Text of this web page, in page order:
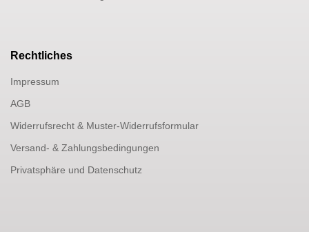
Rechtliches
Impressum
AGB
Widerrufsrecht & Muster-Widerrufsformular
Versand- & Zahlungsbedingungen
Privatsphäre und Datenschutz